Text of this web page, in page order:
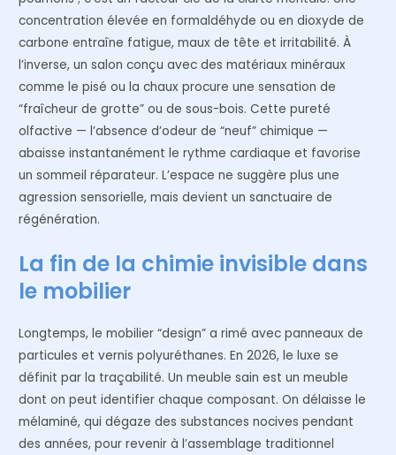
concentration élevée en formaldéhyde ou en dioxyde de
carbone entraîne fatigue, maux de tête et irritabilité. À
l’inverse, un salon conçu avec des matériaux minéraux
comme le pisé ou la chaux procure une sensation de
“fraîcheur de grotte” ou de sous-bois. Cette pureté
olfactive — l’absence d’odeur de “neuf” chimique —
abaisse instantanément le rythme cardiaque et favorise
un sommeil réparateur. L’espace ne suggère plus une
agression sensorielle, mais devient un sanctuaire de
régénération.
La fin de la chimie invisible dans
le mobilier
Longtemps, le mobilier “design” a rimé avec panneaux de
particules et vernis polyuréthanes. En 2026, le luxe se
définit par la traçabilité. Un meuble sain est un meuble
dont on peut identifier chaque composant. On délaisse le
mélaminé, qui dégaze des substances nocives pendant
des années, pour revenir à l’assemblage traditionnel